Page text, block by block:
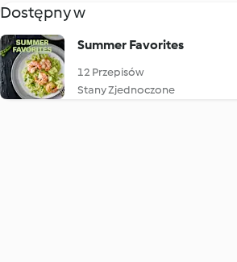
Dostępny w
Summer Favorites
12 Przepisów
Stany Zjednoczone